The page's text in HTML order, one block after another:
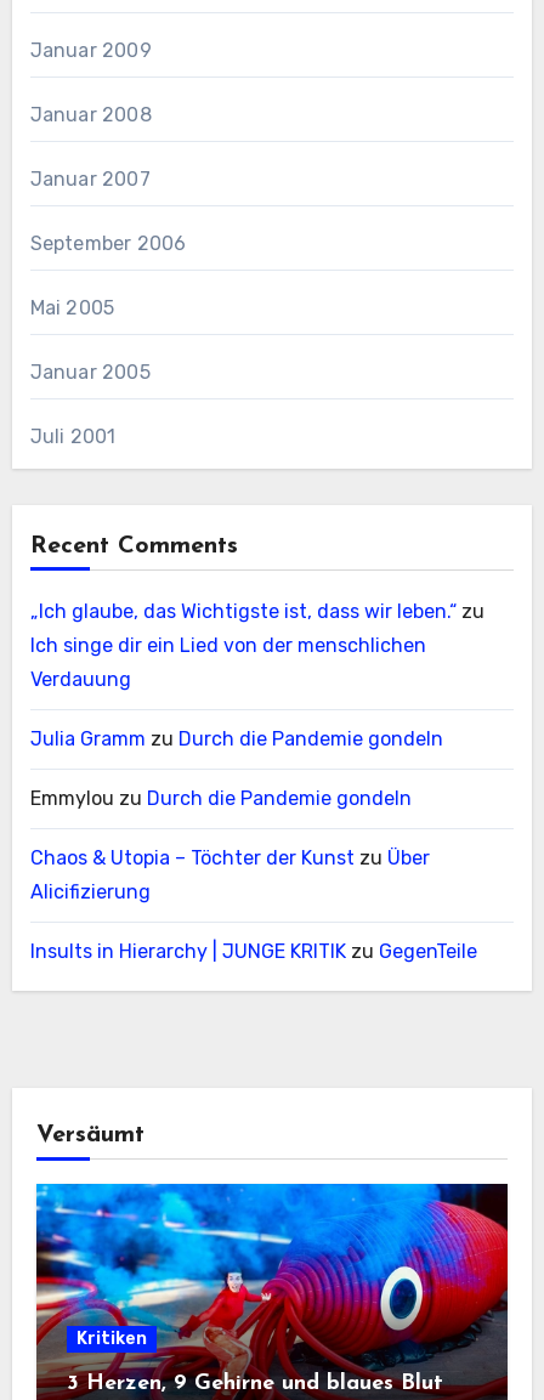
Januar 2009
Januar 2008
Januar 2007
September 2006
Mai 2005
Januar 2005
Juli 2001
Recent Comments
„Ich glaube, das Wichtigste ist, dass wir leben.“zu
Ich singe dir ein Lied von der menschlichen
Verdauung
Julia Gramm zu Durch die Pandemie gondeln
Emmylou zu Durch die Pandemie gondeln
Chaos & Utopia – Töchter der Kunst zu Über
Alicifizierung
Insults in Hierarchy | JUNGE KRITIKzu GegenTeile
Versäumt
Kritiken
3 Herzen, 9 Gehirne und blaues Blut